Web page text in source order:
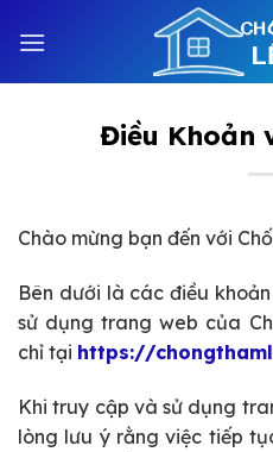
qua
Điều Khoản
Chào mừng bạn đến với
Bên dưới là các điều
sử dụng trang web của
chỉ tại https://
Khi truy cập và sử dụng
lòng lưu ý rằng việc tiếp